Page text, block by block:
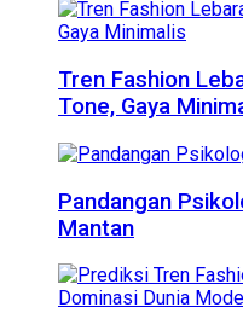
Tren Fashion
Tone, Gaya
Pandangan
Mantan